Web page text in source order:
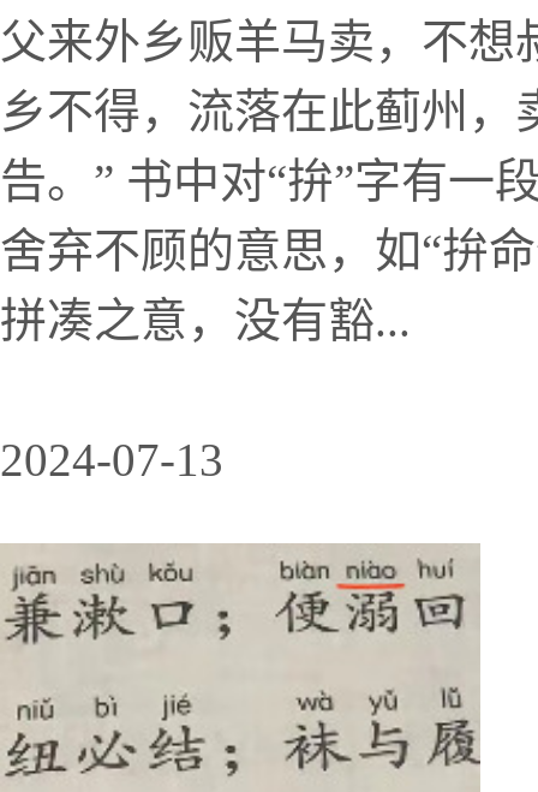
父来外乡贩羊马卖，不
乡不得，流落在此蓟州
告。” 书中对“拚”字有
舍弃不顾的意思，如“拚
拼凑之意，没有豁...
2024-07-13